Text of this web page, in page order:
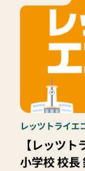
レッツトライエ
【レッツ
小学校 校